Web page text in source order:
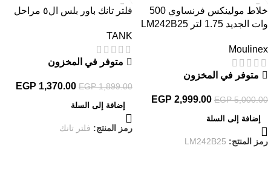
خلاط مولينكس فرنساوي 500
وات الجديد 1.75 لتر LM242B25
Moulinex
متوفر في المخزون
EGP5,000.00
EGP 2,999.00
إضافة إلى السلة
رمز المنتج: LM242B25
فلتر تانك باور بلس ال٥ مراحل
TANK
متوفر في المخزون
EGP1,899.00
EGP 1,370.00
إضافة إلى السلة
رمز المنتج: فلتر تانك